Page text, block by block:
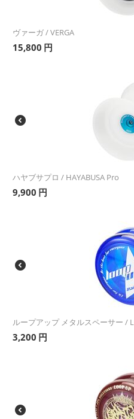
ヴァーガ / VERGA
15,800 円
ハヤブサプロ / HAYABUSA Pro
9,900 円
ループアップ メタルスペーサー /
3,200 円